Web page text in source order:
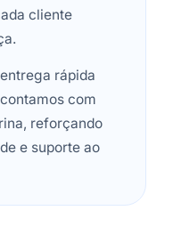
cliente
rápida
com
reforçando
e suporte ao